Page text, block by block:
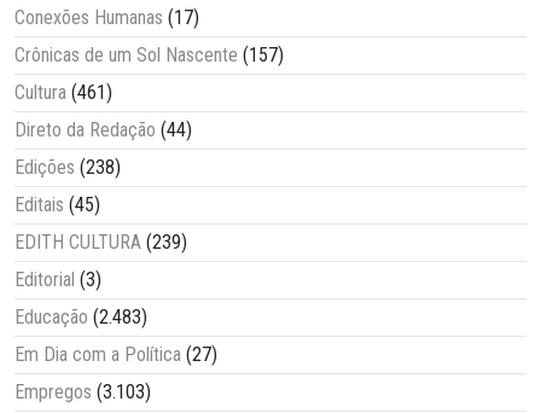
Conexões Humanas (17)
Crônicas de um Sol Nascente (157)
Cultura (461)
Direto da Redação (44)
Edições (238)
Editais (45)
EDITH CULTURA (239)
Editorial (3)
Educação (2.483)
Em Dia com a Política (27)
Empregos (3.103)